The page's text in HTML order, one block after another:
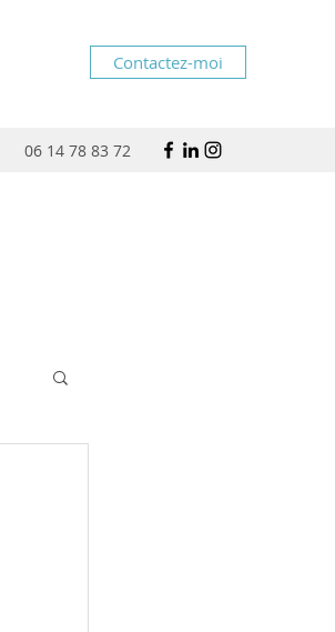
Contactez-moi
06 14 78 83 72